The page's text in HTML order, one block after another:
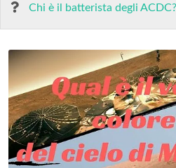
Chi è il batterista degli ACDC?